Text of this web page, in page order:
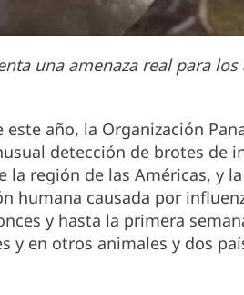
una amenaza real para
este año, la Organización
detección de brotes de
la región de las Américas, y
humana causada por
y hasta la primera
y en otros animales y dos